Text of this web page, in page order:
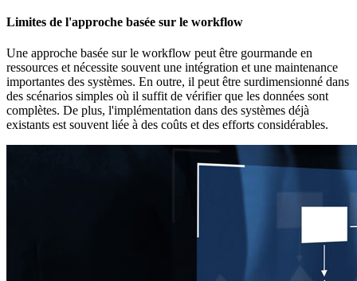
Limites de l'approche basée sur le workflow
Une approche basée sur le workflow peut être gourmande en
ressources et nécessite souvent une intégration et une maintenance
importantes des systèmes. En outre, il peut être surdimensionné dans
des scénarios simples où il suffit de vérifier que les données sont
complètes. De plus, l'implémentation dans des systèmes déjà
existants est souvent liée à des coûts et des efforts considérables.